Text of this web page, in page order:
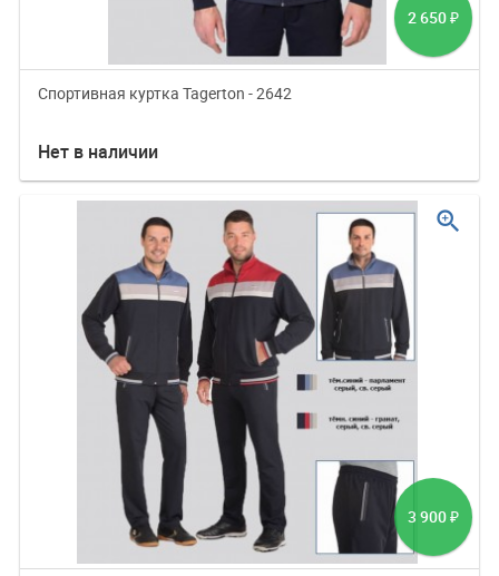
2 650 ₽
Cпортивная куртка Tagerton - 2642
Нет в наличии
3 900 ₽
zoom_in